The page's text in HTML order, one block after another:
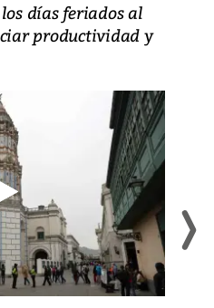
días feriados al
productividad y